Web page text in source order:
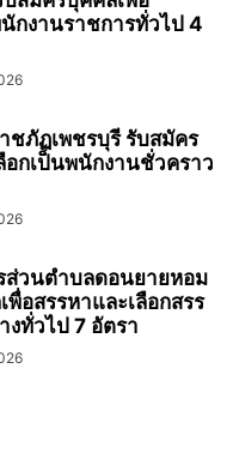
นักงานราชการทั่วไป 4
ชภัฏเพชรบุรี รับสมัคร
อกเป็นพนักงานชั่วคราว
ส่วนตำบลดอนยายหอม
อสรรหาและเลือกสรร
งทั่วไป 7 อัตรา